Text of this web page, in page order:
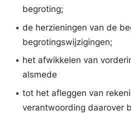
begroting;
• de herzieningen van de
begrotingswijzigingen;
• het afwikkelen van
alsmede
• tot het afleggen van
verantwoording daarover